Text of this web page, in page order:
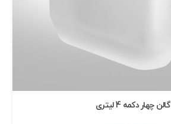
گالن چهار دكمه 4 ليتری